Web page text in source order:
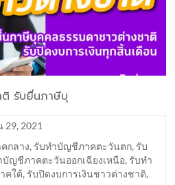
ติ รับยื่นภาษีบุ
29, 2021
กลาง, รับทำบัญชีภาคตะวันตก, รับ
บัญชีภาคตะวันออกเฉียงเหนือ, รับทำ
คใต้, รับปิดงบการเงินชาวต่างชาติ,